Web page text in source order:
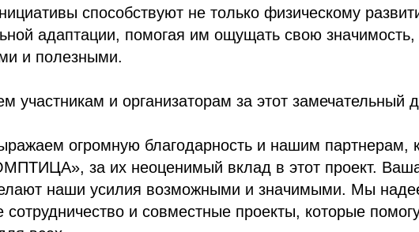
способствуют не только физическому
адаптации, помогая им ощущать свою значимость,
и полезными.
участникам и организаторам за этот замечательный
огромную благодарность и нашим партнерам,
за их неоценимый вклад в этот проект.
наши усилия возможными и значимыми. Мы
и совместные проекты, которые